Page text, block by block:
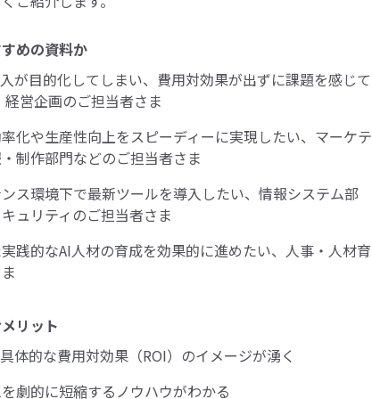
めの資料か
が目的化してしまい、費用対効果が出ずに課題を感じて
経営企画のご担当者さま
化や生産性向上をスピーディーに実現したい、マーケテ
制作部門などのご担当者さま
ス環境下で最新ツールを導入したい、情報システム部
ュリティのご担当者さま
践的なAI人材の育成を効果的に進めたい、人事・人材育
リット
体的な費用対効果（ROI）のイメージが湧く
劇的に短縮するノウハウがわかる